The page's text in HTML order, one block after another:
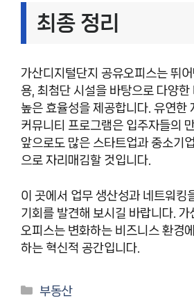
최종 정리
가산디지털단지 공유오피스는 뛰어
용, 최첨단 시설을 바탕으로 다양한
높은 효율성을 제공합니다. 유연한
커뮤니티 프로그램은 입주자들의
앞으로도 많은 스타트업과 중소기
으로 자리매김할 것입니다.
이 곳에서 업무 생산성과 네트워킹
기회를 발견해 보시길 바랍니다.
오피스는 변화하는 비즈니스 환경
하는 혁신적 공간입니다.
카
부동산